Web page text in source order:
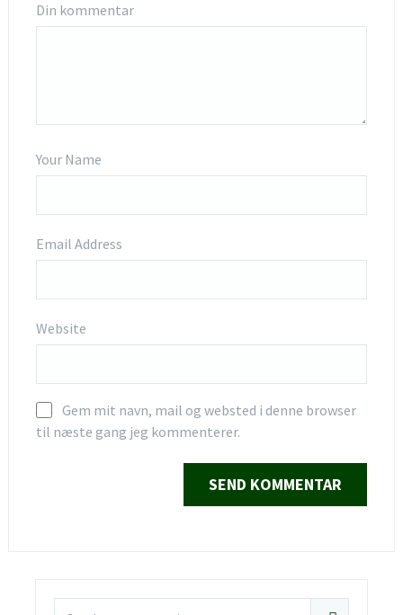
Din kommentar
Your Name
Email Address
Website
Gem mit navn, mail og websted i denne browser
til næste gang jeg kommenterer.